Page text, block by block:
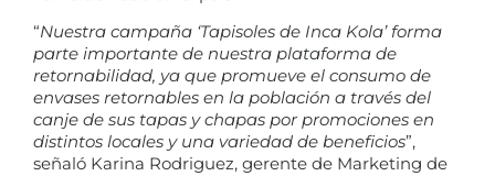
“Nuestra campaña ‘Tapisoles de Inca Kola’ forma
parte importante de nuestra plataforma de
retornabilidad, ya que promueve el consumo de
envases retornables en la población a través del
canje de sus tapas y chapas por promociones en
distintos locales y una variedad de beneficios”,
señaló Karina Rodriguez, gerente de Marketing de